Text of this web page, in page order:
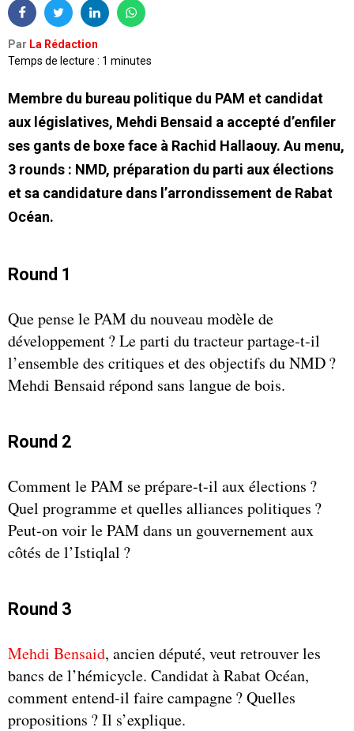
Par La Rédaction
Temps de lecture : 1 minutes
Membre du bureau politique du PAM et candidat
aux législatives, Mehdi Bensaid a accepté d’enfiler
ses gants de boxe face à Rachid Hallaouy. Au menu,
3 rounds : NMD, préparation du parti aux élections
et sa candidature dans l’arrondissement de Rabat
Océan.
Round 1
Que pense le PAM du nouveau modèle de
développement ? Le parti du tracteur partage-t-il
l’ensemble des critiques et des objectifs du NMD ?
Mehdi Bensaid répond sans langue de bois.
Round 2
Comment le PAM se prépare-t-il aux élections ?
Quel programme et quelles alliances politiques ?
Peut-on voir le PAM dans un gouvernement aux
côtés de l’Istiqlal ?
Round 3
Mehdi Bensaid, ancien député, veut retrouver les
bancs de l’hémicycle. Candidat à Rabat Océan,
comment entend-il faire campagne ? Quelles
propositions ? Il s’explique.